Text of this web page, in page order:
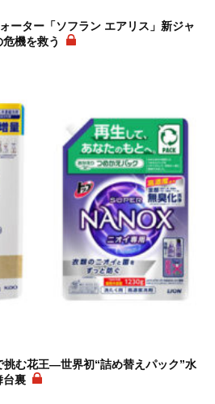
ーター「ソフラン エアリス」新ジャ
機を救う
む花王―世界初“詰め替えパック”水
台裏